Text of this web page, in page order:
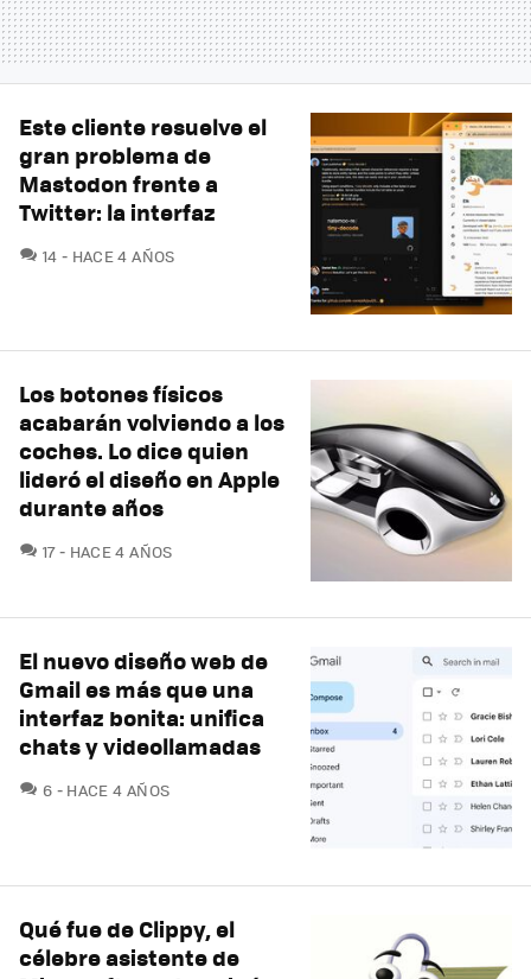
Este cliente resuelve el
gran problema de
Mastodon frente a
Twitter: la interfaz
14 COMENTARIOS
HACE 4 AÑOS
Los botones físicos
acabarán volviendo a los
coches. Lo dice quien
lideró el diseño en Apple
durante años
17COMENTARIOS
HACE 4 AÑOS
El nuevo diseño web de
Gmail es más que una
interfaz bonita: unifica
chats y videollamadas
6 COMENTARIOS
HACE 4 AÑOS
Qué fue de Clippy, el
célebre asistente de